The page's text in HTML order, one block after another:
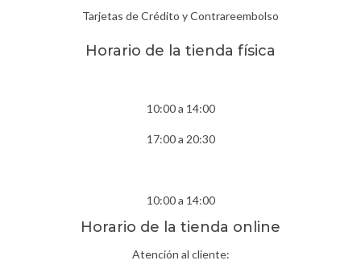
Tarjetas de Crédito y Contrareembolso
Horario de la tienda física
10:00 a 14:00
17:00 a 20:30
10:00 a 14:00
Horario de la tienda online
Atención al cliente: